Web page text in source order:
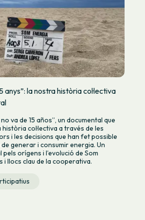
anys”: la nostra història col·lectiva
va de 15 años”, un documental que
col·lectiva a través de les
i les decisions que han fet possible
generar i consumir energia. Un
orígens i l’evolució de Som
i llocs clau de la cooperativa.